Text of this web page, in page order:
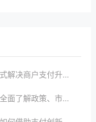
升级、智能化与创新需求
市场、技术与创新趋势